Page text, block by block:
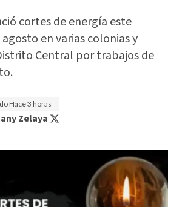
cortes de energía este
en varias colonias y
Central por trabajos de
Hace 3 horas
Zelaya